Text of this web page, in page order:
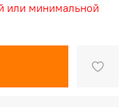
или минимальной